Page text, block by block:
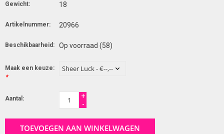
Gewicht: 18
Artikelnummer: 20966
Beschikbaarheid: Op voorraad (58)
Maak een keuze:
*
Aantal:
+
-
TOEVOEGEN AAN WINKELWAGEN